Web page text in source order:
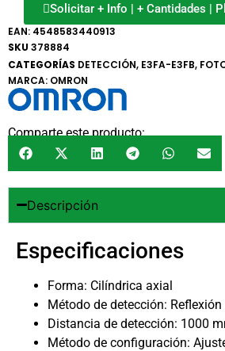
Solicitar + Info | + Cantidades |
EAN: 4548583440913
SKU378884
CATEGORÍAS DETECCIÓN, E3FA-E3FB,
MARCA: OMRON
Comparte este producto:
Descripción
Especificaciones
Forma: Cilíndrica axial
Método de detección:
Distancia de detección: 1000
Método de configuración: